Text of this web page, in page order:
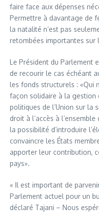
faire face aux dépenses
Permettre à davantage de
la natalité n’est pas
retombées importantes sur
Le Président du Parlement
de recourir le cas échéant
les fonds structurels : «Qui
façon solidaire à la gestion
politiques de l’Union sur la
droit à l’accès à
la possibilité d’introduire
convaincre les États
apporter leur contribution,
pays».
« Il est important de
Parlement actuel pour un
déclaré Tajani – Nous